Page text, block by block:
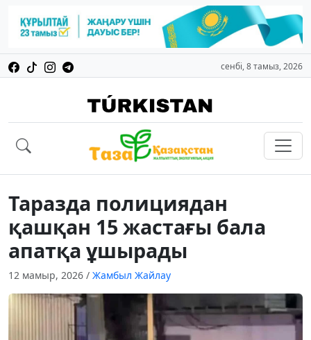
сенбі, 8 тамыз, 2026
Таразда полициядан
қашқан 15 жастағы бала
апатқа ұшырады
12 мамыр, 2026 / Жамбыл Жайлау